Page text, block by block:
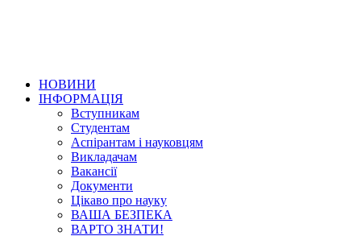
НОВИНИ
ІНФОРМАЦІЯ
Вступникам
Студентам
Аспірантам і науковцям
Викладачам
Вакансії
Документи
Цікаво про науку
ВАША БЕЗПЕКА
ВАРТО ЗНАТИ!